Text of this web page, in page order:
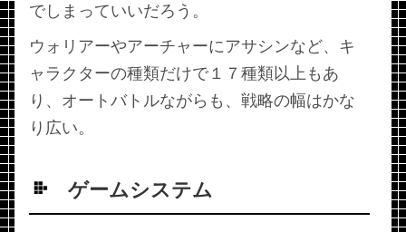
でしまっていいだろう。
ウォリアーやアーチャーにアサシンなど、キ
ャラクターの種類だけで１７種類以上もあ
り、オートバトルながらも、戦略の幅はかな
り広い。
ゲームシステム